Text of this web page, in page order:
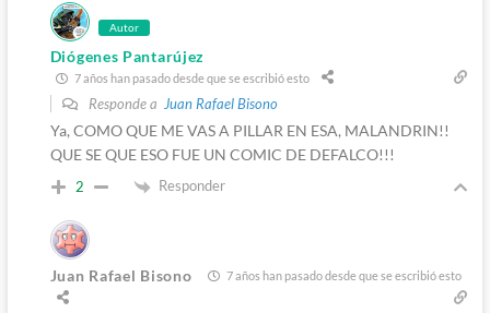
Autor
Diógenes Pantarújez
7 años han pasado desde que se escribió esto
Responde a Juan Rafael Bisono
Ya, COMO QUE ME VAS A PILLAR EN ESA, MALANDRIN!!
QUE SE QUE ESO FUE UN COMIC DE DEFALCO!!!
2 Responder
Juan Rafael Bisono 7 años han pasado desde que se escribió esto